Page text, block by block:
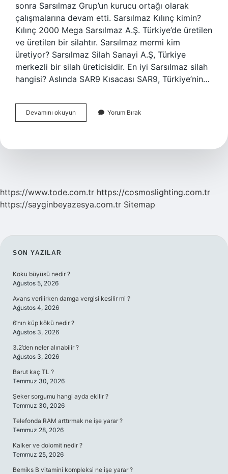
sonra Sarsılmaz Grup’un kurucu ortağı olarak
çalışmalarına devam etti. Sarsılmaz Kılınç kimin?
Kılınç 2000 Mega Sarsılmaz A.Ş. Türkiye’de üretilen
ve üretilen bir silahtır. Sarsılmaz mermi kim
üretiyor? Sarsılmaz Silah Sanayi A.Ş, Türkiye
merkezli bir silah üreticisidir. En iyi Sarsılmaz silah
hangisi? Aslında SAR9 Kısacası SAR9, Türkiye’nin…
Devamını okuyun Sarsılmaz
Kim
Yorum Bırak
https://www.tode.com.tr https://cosmoslighting.com.tr
https://sayginbeyazesya.com.tr Sitemap
SIDEBAR
SON YAZILAR
Koku büyüsü nedir ?
Ağustos 5, 2026
Avans verilirken damga vergisi kesilir mi ?
Ağustos 4, 2026
6’nın küp kökü nedir ?
Ağustos 3, 2026
3.2’den neler alınabilir ?
Ağustos 3, 2026
Barut kaç TL ?
Temmuz 30, 2026
Şeker sorgumu hangi ayda ekilir ?
Temmuz 30, 2026
Telefonda RAM arttırmak ne işe yarar ?
Temmuz 28, 2026
Kalker ve dolomit nedir ?
Temmuz 25, 2026
Bemiks B vitamini kompleksi ne işe yarar ?